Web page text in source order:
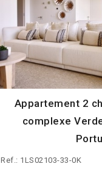
Appartement 2
complexe
Ref.: 1LS02103-33-0K